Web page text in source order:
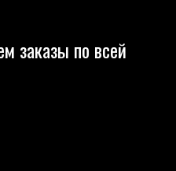
заказы по всей